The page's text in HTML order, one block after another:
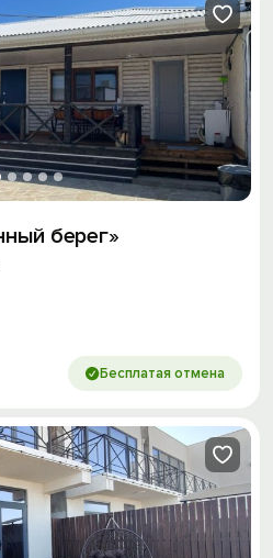
берег»
Бесплатая отмена